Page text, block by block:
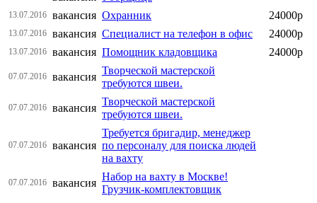
13.07.2016 вакансия Охранник 24000р
13.07.2016 вакансия Специалист на телефон в офис 24000р
13.07.2016 вакансия Помощник кладовщика 24000р
07.07.2016 вакансия
Творческой мастерской
требуются швеи.
07.07.2016 вакансия
Творческой мастерской
требуются швеи.
07.07.2016 вакансия
Требуется бригадир, менеджер
по персоналу для поиска людей
на вахту
07.07.2016 вакансия
Набор на вахту в Москве!
Грузчик-комплектовщик